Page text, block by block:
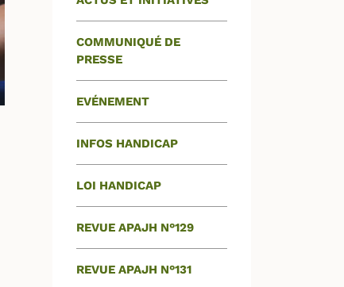
COMMUNIQUÉ DE
PRESSE
EVÉNEMENT
INFOS HANDICAP
LOI HANDICAP
REVUE APAJH N°129
REVUE APAJH N°131